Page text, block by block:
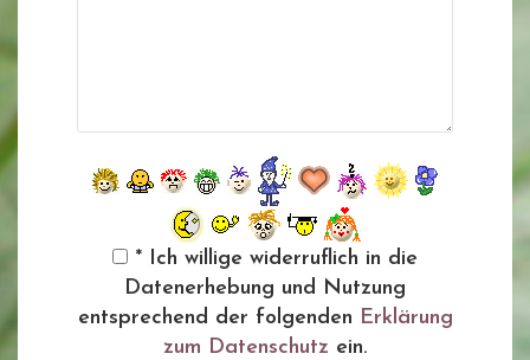
* Ich willige widerruflich in die
Datenerhebung und Nutzung
entsprechend der folgenden Erklärung
zum Datenschutz ein.